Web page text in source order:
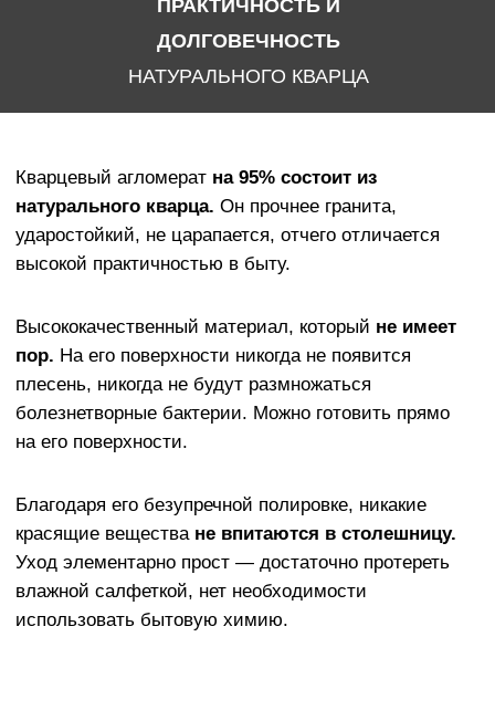
ПРАКТИЧНОСТЬ И
ДОЛГОВЕЧНОСТЬ
НАТУРАЛЬНОГО КВАРЦА
плесень, никогда не будут размножаться
болезнетворные бактерии. Можно готовить прямо
использовать бытовую химию.